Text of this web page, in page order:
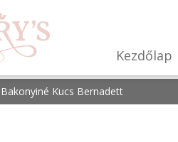
Kezdőlap
Bakonyiné Kucs Bernadett